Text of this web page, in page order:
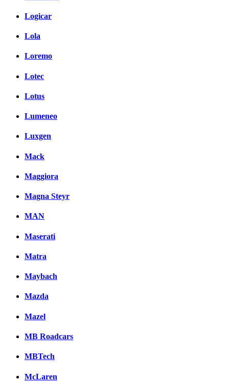
Logicar
Lola
Loremo
Lotec
Lotus
Lumeneo
Luxgen
Mack
Maggiora
Magna Steyr
MAN
Maserati
Matra
Maybach
Mazda
Mazel
MB Roadcars
MBTech
McLaren